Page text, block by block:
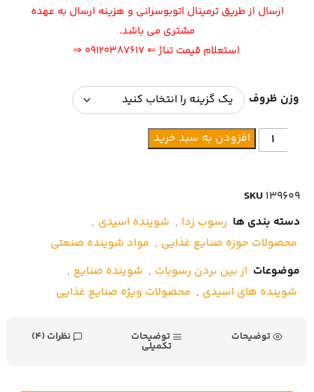
5.00ارسال از طریق ترمینال اتوبوسرانی و هزینه ارسال به عهده
مشتری می باشد.
استعلام قیمت تناژ⇐ 09120387617 ⇒
وزن ظروف
افزودن به سبد خرید
SKU 139609
دسته بندی ها رسوب زدا , شوینده اسیدی ,
محصولات حوزه صنایع غذایی , مواد شوینده صنعتی
موضوعات از بین بردن رسوبات , شوینده صنایع ,
شوینده های اسیدی , محصولات ویژه صنایع غذایی
توضیحات توضیحات
تکمیلی
نظرات (4)